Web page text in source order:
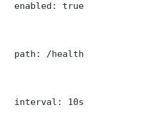
enabled: true
path: /health
interval: 10s